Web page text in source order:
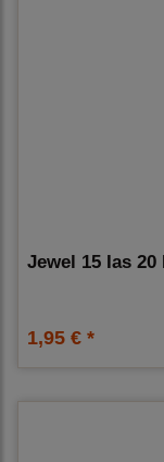
Jewel 15 Ias
1,95 € *